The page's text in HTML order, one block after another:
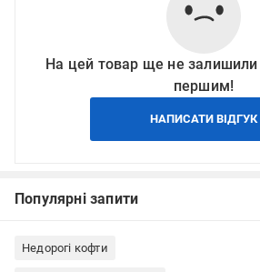
На цей товар ще не залишили
першим!
НАПИСАТИ ВІДГУК
Популярні запити
Недорогі кофти